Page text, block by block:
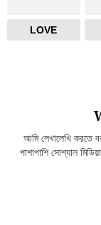
LOVE
আমি লেখালেখি করতে
পাশাপাশি সোশ্যাল